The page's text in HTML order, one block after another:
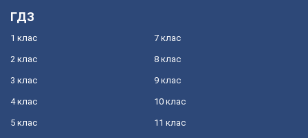
ГДЗ
1 клас
2 клас
3 клас
4 клас
5 клас
7 клас
8 клас
9 клас
10 клас
11 клас